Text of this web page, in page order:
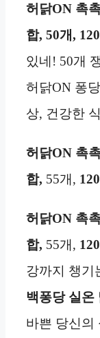
허닭ON 촉
합, 50개,
있네! 50개
허닭ON 퐁
상, 건강한
허닭ON 촉
합, 55개,
허닭ON 촉
합, 55개,
강까지 챙기
백퐁당 실온
바쁜 당신